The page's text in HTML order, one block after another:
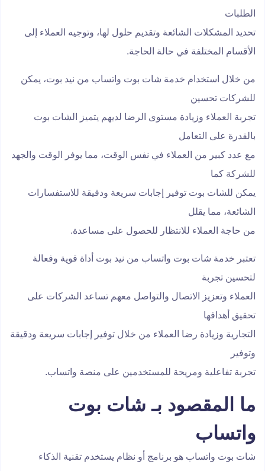
الطلبات
تحديد المشكلات الشائعة وتقديم حلول لها، وتوجيه العملاء إلى
الأقسام المختلفة في حالة الحاجة.
من خلال استخدام خدمة شات بوت واتساب من نيد بوت، يمكن
للشركات تحسين
تجربة العملاء وزيادة مستوى الرضا لديهم يتميز الشات بوت
بالقدرة على التعامل
مع عدد كبير من العملاء في نفس الوقت، مما يوفر الوقت والجهد
للشركة كما
يمكن للشات بوت توفير إجابات سريعة ودقيقة للاستفسارات
الشائعة، مما يقلل
من حاجة العملاء للانتظار للحصول على مساعدة.
تعتبر خدمة شات بوت واتساب من نيد بوت أداة قوية وفعالة
لتحسين تجربة
العملاء وتعزيز الاتصال والتواصل معهم تساعد الشركات على
تحقيق أهدافها
التجارية وزيادة رضا العملاء من خلال توفير إجابات سريعة ودقيقة
وتوفير
تجربة تفاعلية ومريحة للمستخدمين على منصة واتساب.
ما المقصود بـ شات بوت
واتساب
شات بوت واتساب هو برنامج أو نظام يستخدم تقنية الذكاء